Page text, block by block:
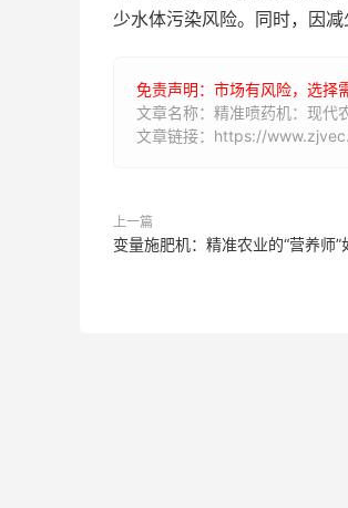
少水体污染风险。同时，因
免责声明：市场有风险，选择
文章名称：精准喷药机：现代
文章链接：https://
上一篇
变量施肥机：精准农业的“营养师”